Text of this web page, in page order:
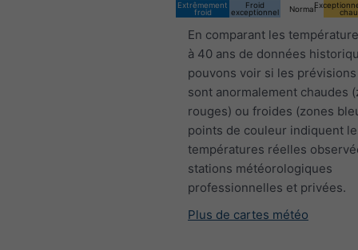
Extrêmement
froid
Froid
exceptionnel
Normal
En comparant les
à 40 ans de données
pouvons voir si les
sont anormalement chaudes
rouges) ou froides (zones
points de couleur indiquent
températures réelles
stations météorologiques
professionnelles et privées.
Plus de cartes météo